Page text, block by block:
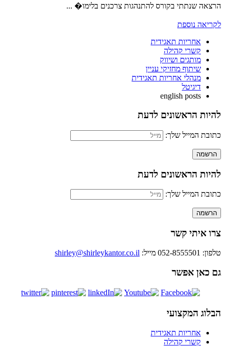
הרצאה שנתתי בקורס להתנהגות צרכנים בלימו� ...
לקריאה נוספת
אחריות תאגידית
קשרי קהילה
מותגים ושיווק
שיתוף מחזיקי עניין
מנהלי אחריות תאגידית
דיגיטל
english posts
להיות הראשונים לדעת
כתובת המייל שלך:
להיות הראשונים לדעת
כתובת המייל שלך:
צרו איתי קשר
טלפון: 052-8555501 מייל: shirley@shirleykantor.co.il
גם כאן אפשר
הבלוג המקצועי
אחריות תאגידית
קשרי קהילה